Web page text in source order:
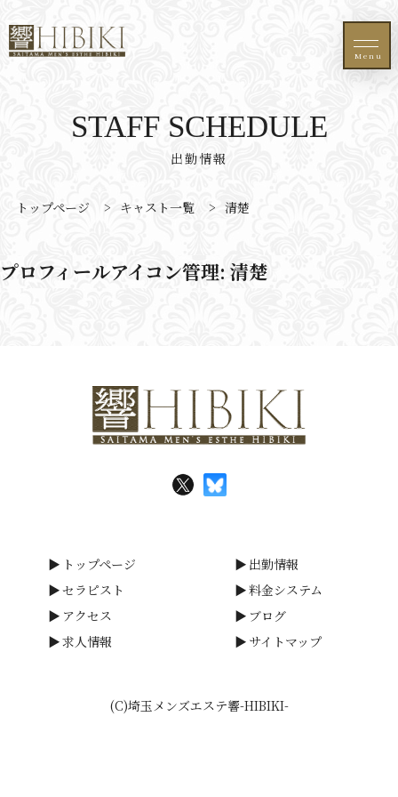
Menu
出勤情報
STAFF SCHEDULE
トップページ > キャスト一覧 > 清楚
プロフィールアイコン管理: 清楚
トップページ
出勤情報
セラピスト
料金システム
アクセス
ブログ
求人情報
サイトマップ
(C)埼玉メンズエステ響-HIBIKI-